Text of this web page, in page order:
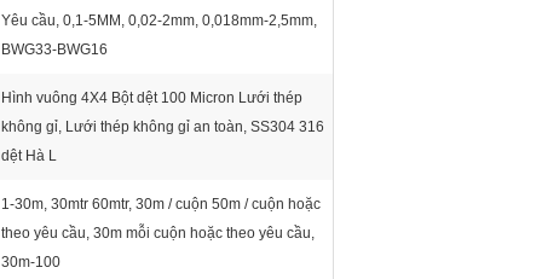
Yêu cầu, 0,1-5MM, 0,02-2mm, 0,018mm-2,5mm,
BWG33-BWG16
Hình vuông 4X4 Bột dệt 100 Micron Lưới thép
không gỉ, Lưới thép không gỉ an toàn, SS304 316
dệt Hà L
1-30m, 30mtr 60mtr, 30m / cuộn 50m / cuộn hoặc
theo yêu cầu, 30m mỗi cuộn hoặc theo yêu cầu,
30m-100